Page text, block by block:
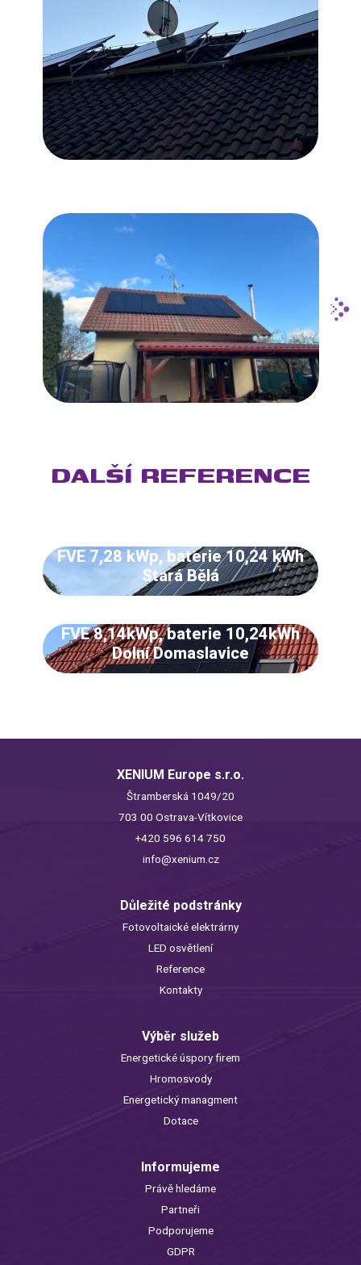
DALŠÍ REFERENCE
FVE 7,28 kWp, baterie 10,24 kWh
Stará Bělá
FVE 8,14kWp, baterie 10,24kWh
Dolní Domaslavice
XENIUM Europe s.r.o.
Štramberská 1049/20
703 00 Ostrava-Vítkovice
+420 596 614 750
info@xenium.cz
Důležité podstránky
Fotovoltaické elektrárny
LED osvětlení
Reference
Kontakty
Výběr služeb
Energetické úspory firem
Hromosvody
Energetický managment
Dotace
Informujeme
Právě hledáme
Partneři
Podporujeme
GDPR